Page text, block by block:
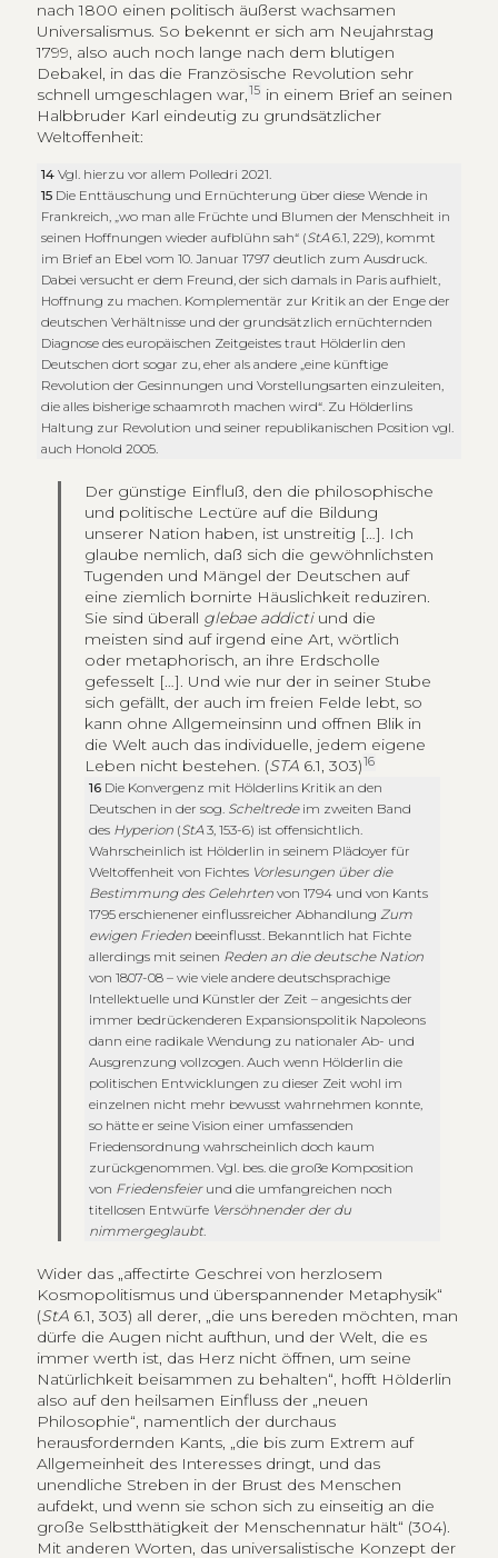
nach 1800 einen politisch äußerst wachsamen
Universalismus. So bekennt er sich am Neujahrstag
1799, also auch noch lange nach dem blutigen
Debakel, in das die Französische Revolution sehr
schnell umgeschlagen war,15 in einem Brief an seinen
Halbbruder Karl eindeutig zu grundsätzlicher
Weltoffenheit:
14Vgl. hierzu vor allem Polledri 2021.
15 Die Enttäuschung und Ernüchterung über diese Wende in
Frankreich, „wo man alle Früchte und Blumen der Menschheit in
seinen Hoffnungen wieder aufblühn sah“ (StA6.1, 229), kommt
im Brief an Ebel vom 10. Januar 1797 deutlich zum Ausdruck.
Dabei versucht er dem Freund, der sich damals in Paris aufhielt,
Hoffnung zu machen. Komplementär zur Kritik an der Enge der
deutschen Verhältnisse und der grundsätzlich ernüchternden
Diagnose des europäischen Zeitgeistes traut Hölderlin den
Deutschen dort sogar zu, eher als andere „eine künftige
Revolution der Gesinnungen und Vorstellungsarten einzuleiten,
die alles bisherige schaamroth machen wird“. Zu Hölderlins
Haltung zur Revolution und seiner republikanischen Position vgl.
auch Honold 2005.
Der günstige Einfluß, den die philosophische
und politische Lectüre auf die Bildung
unserer Nation haben, ist unstreitig […]. Ich
glaube nemlich, daß sich die gewöhnlichsten
Tugenden und Mängel der Deutschen auf
eine ziemlich bornirte Häuslichkeit reduziren.
Sie sind überall glebae addicti und die
meisten sind auf irgend eine Art, wörtlich
oder metaphorisch, an ihre Erdscholle
gefesselt […]. Und wie nur der in seiner Stube
sich gefällt, der auch im freien Felde lebt, so
kann ohne Allgemeinsinn und offnen Blik in
die Welt auch das individuelle, jedem eigene
Leben nicht bestehen. (STA 6.1, 303)16
16 Die Konvergenz mit Hölderlins Kritik an den
Deutschen in der sog. Scheltredeim zweiten Band
des Hyperion (StA3, 153-6) ist offensichtlich.
Wahrscheinlich ist Hölderlin in seinem Plädoyer für
Weltoffenheit von Fichtes Vorlesungen über die
Bestimmung des Gelehrten von 1794 und von Kants
1795 erschienener einflussreicher AbhandlungZum
ewigen Frieden beeinflusst. Bekanntlich hat Fichte
allerdings mit seinen Reden an die deutsche Nation
von 1807-08 – wie viele andere deutschsprachige
Intellektuelle und Künstler der Zeit – angesichts der
immer bedrückenderen Expansionspolitik Napoleons
dann eine radikale Wendung zu nationaler Ab- und
Ausgrenzung vollzogen. Auch wenn Hölderlin die
politischen Entwicklungen zu dieser Zeit wohl im
einzelnen nicht mehr bewusst wahrnehmen konnte,
so hätte er seine Vision einer umfassenden
Friedensordnung wahrscheinlich doch kaum
zurückgenommen. Vgl. bes. die große Komposition
von Friedensfeierund die umfangreichen noch
titellosen Entwürfe Versöhnender der du
nimmergeglaubt.
Wider das „affectirte Geschrei von herzlosem
Kosmopolitismus und überspannender Metaphysik“
(StA6.1, 303) all derer, „die uns bereden möchten, man
dürfe die Augen nicht aufthun, und der Welt, die es
immer werth ist, das Herz nicht öffnen, um seine
Natürlichkeit beisammen zu behalten“, hofft Hölderlin
also auf den heilsamen Einfluss der „neuen
Philosophie“, namentlich der durchaus
herausfordernden Kants, „die bis zum Extrem auf
Allgemeinheit des Interesses dringt, und das
unendliche Streben in der Brust des Menschen
aufdekt, und wenn sie schon sich zu einseitig an die
große Selbstthätigkeit der Menschennatur hält“ (304).
Mit anderen Worten, das universalistische Konzept der